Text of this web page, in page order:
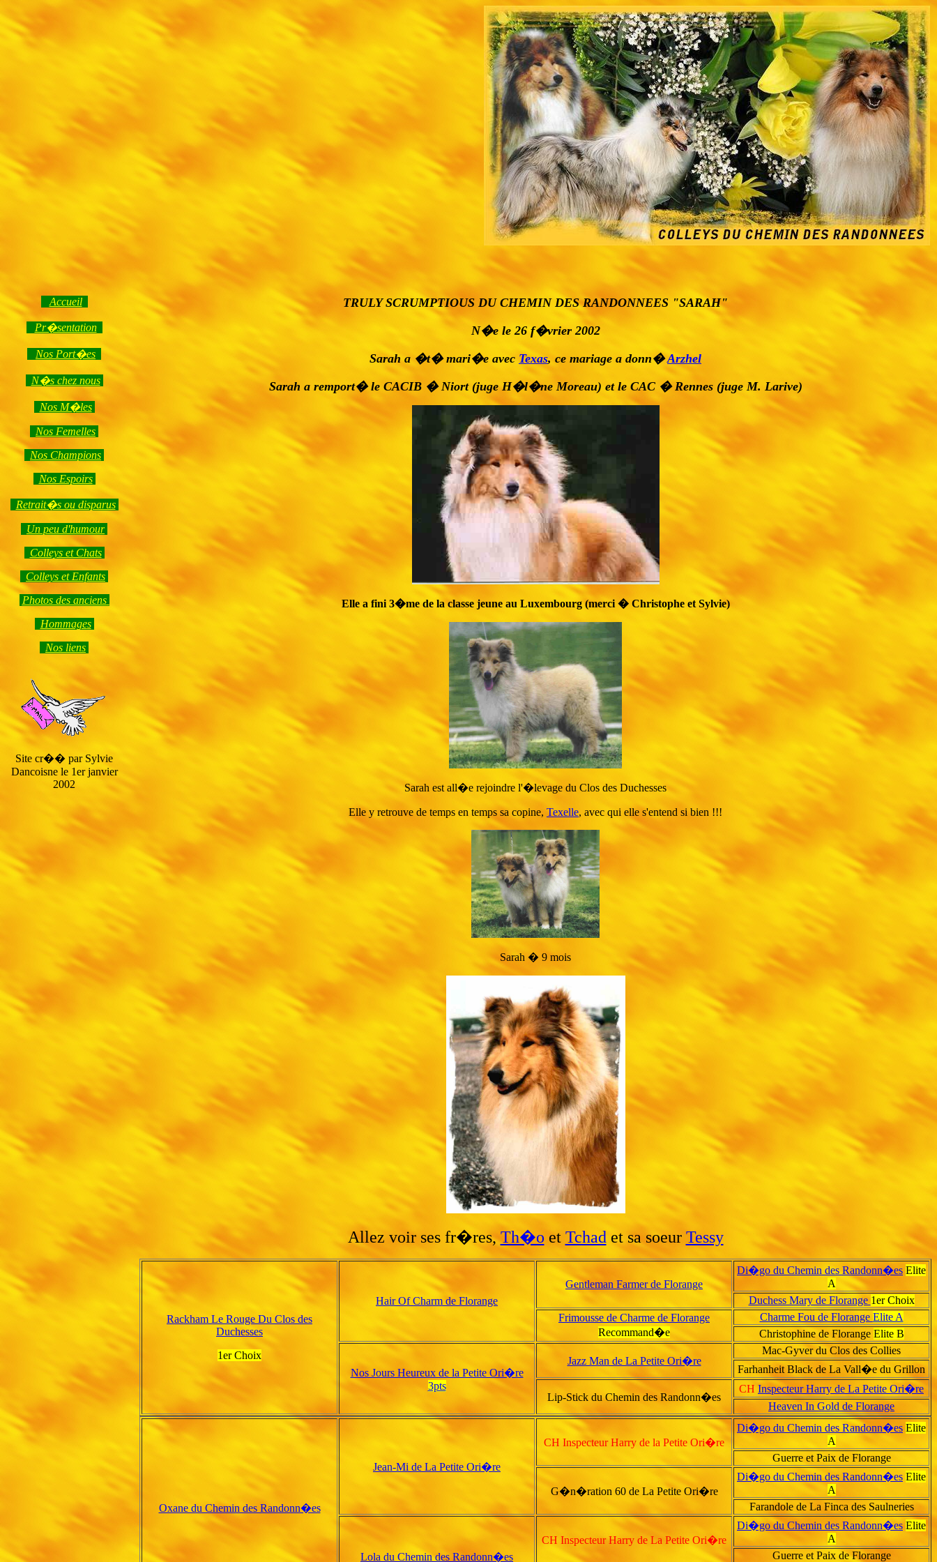
Accueil
Pr�sentation
Nos Port�es
N�s chez nous
Nos M�les
Nos Femelles
Nos Champions
Nos Espoirs
Retrait�s ou disparus
Un peu d'humour
Colleys et Chats
Colleys et Enfants
Photos des anciens
Hommages
Nos liens
Site cr�� par Sylvie
Dancoisne le 1er janvier
2002
TRULY SCRUMPTIOUS DU CHEMIN DES RANDONNEES "SARAH"
N�e le 26 f�vrier 2002
Sarah a �t� mari�e avec Texas, ce mariage a donn�Arzhel
Sarah a remport� le CACIB � Niort (juge H�l�ne Moreau) et le CAC � Rennes (juge M. Larive)
Elle a fini 3�me de la classe jeune au Luxembourg (merci � Christophe et Sylvie)
Sarah est all�e rejoindre l'�levage du Clos des Duchesses
Elle y retrouve de temps en temps sa copine, Texelle, avec qui elle s'entend si bien !!!
Sarah � 9 mois
Allez voir ses fr�res,Th�o et Tchad et sa soeur Tessy
Rackham Le Rouge Du Clos des
Duchesses
1er Choix
Hair Of Charm de Florange
Gentleman Farmer de Florange
Di�go du Chemin des Randonn�es Elite
A
Duchess Mary de Florange 1er Choix
Frimousse de Charme de Florange
Recommand�e
Charme Fou de Florange Elite A
Christophine de Florange Elite B
Nos Jours Heureux de la Petite Ori�re
3pts
Jazz Man de La Petite Ori�re
Mac-Gyver du Clos des Collies
Farhanheit Black de La Vall�e du Grillon
Lip-Stick du Chemin des Randonn�es
CH Inspecteur Harry de La Petite Ori�re
Heaven In Gold de Florange
Oxane du Chemin des Randonn�es
Jean-Mi de La Petite Ori�re
CH Inspecteur Harry de la Petite Ori�re
Di�go du Chemin des Randonn�es Elite
A
Guerre et Paix de Florange
G�n�ration 60 de La Petite Ori�re
Di�go du Chemin des Randonn�es Elite
A
Farandole de La Finca des Saulneries
Lola du Chemin des Randonn�es
CH Inspecteur Harry de La Petite Ori�re
Di�go du Chemin des Randonn�es Elite
A
Guerre et Paix de Florange